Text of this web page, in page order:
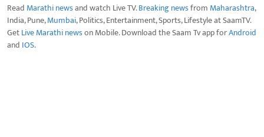
Read Marathi newsand watch Live TV.Breaking newsfrom Maharashtra,
India, Pune,Mumbai, Politics, Entertainment, Sports, Lifestyle at SaamTV.
GetLive Marathi newson Mobile. Download the Saam Tv app forAndroid
and IOS.